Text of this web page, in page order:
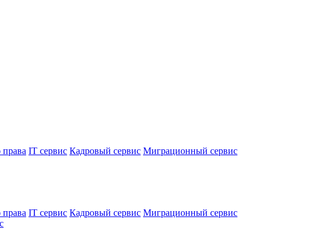
IT сервис Кадровый сервис Миграционный сервис
IT сервис Кадровый сервис Миграционный сервис